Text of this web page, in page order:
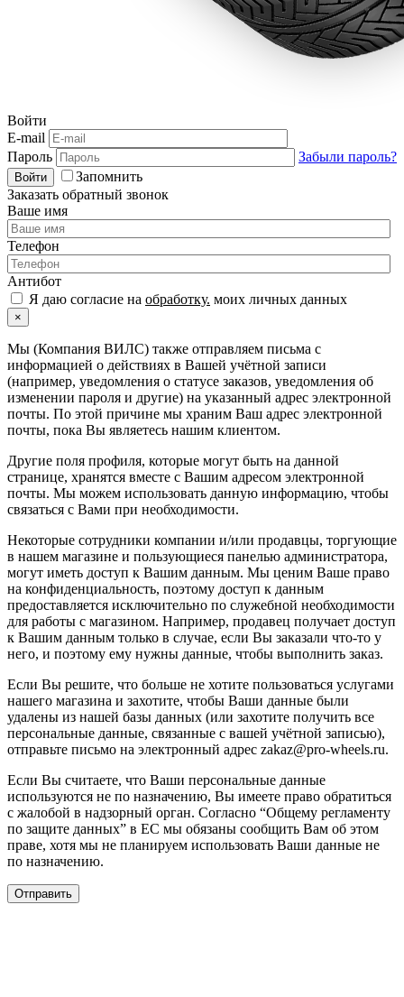
Войти
E-mail
Пароль
Забыли пароль?
Войти
Запомнить
Заказать обратный звонок
Ваше имя
Телефон
Антибот
Я даю согласие на обработку. моих личных данных
×
Мы (Компания ВИЛС) также отправляем письма с
информацией о действиях в Вашей учётной записи
(например, уведомления о статусе заказов, уведомления об
изменении пароля и другие) на указанный адрес электронной
почты. По этой причине мы храним Ваш адрес электронной
почты, пока Вы являетесь нашим клиентом.
Другие поля профиля, которые могут быть на данной
странице, хранятся вместе с Вашим адресом электронной
почты. Мы можем использовать данную информацию, чтобы
связаться с Вами при необходимости.
Некоторые сотрудники компании и/или продавцы, торгующие
в нашем магазине и пользующиеся панелью администратора,
могут иметь доступ к Вашим данным. Мы ценим Ваше право
на конфиденциальность, поэтому доступ к данным
предоставляется исключительно по служебной необходимости
для работы с магазином. Например, продавец получает доступ
к Вашим данным только в случае, если Вы заказали что-то у
него, и поэтому ему нужны данные, чтобы выполнить заказ.
Если Вы решите, что больше не хотите пользоваться услугами
нашего магазина и захотите, чтобы Ваши данные были
удалены из нашей базы данных (или захотите получить все
персональные данные, связанные с вашей учётной записью),
отправьте письмо на электронный адрес zakaz@pro-wheels.ru.
Если Вы считаете, что Ваши персональные данные
используются не по назначению, Вы имеете право обратиться
с жалобой в надзорный орган. Согласно “Общему регламенту
по защите данных” в ЕС мы обязаны сообщить Вам об этом
праве, хотя мы не планируем использовать Ваши данные не
по назначению.
Отправить